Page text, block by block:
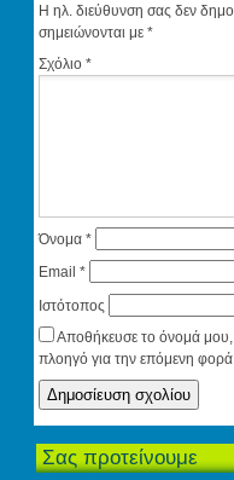
Η ηλ. διεύθυνση σας δεν
σημειώνονται με*
Σχόλιο*
Όνομα*
Email*
Ιστότοπος
Αποθήκευσε το όνομά μου,
πλοηγό για την επόμενη
Σας προτείνουμε